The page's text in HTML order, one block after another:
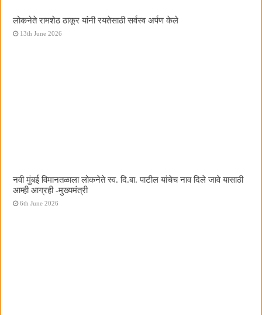
लोकनेते रामशेठ ठाकूर यांनी रयतेसाठी सर्वस्व अर्पण केले
13th June 2026
नवी मुंबई विमानतळाला लोकनेते स्व. दि.बा. पाटील यांचेच नाव दिले जावे यासाठी
आम्ही आग्रही -मुख्यमंत्री
6th June 2026